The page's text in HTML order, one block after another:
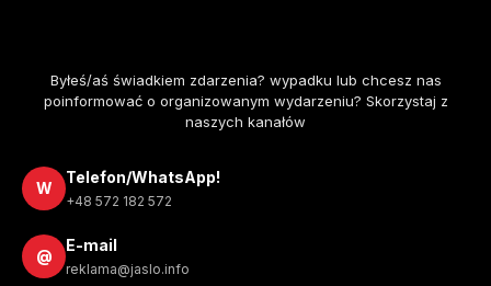
Byłeś/aś świadkiem zdarzenia? wypadku lub chcesz nas
poinformować o organizowanym wydarzeniu? Skorzystaj z
naszych kanałów
W
Telefon/WhatsApp!
+48 572 182 572
@
E-mail
reklama@jaslo.info